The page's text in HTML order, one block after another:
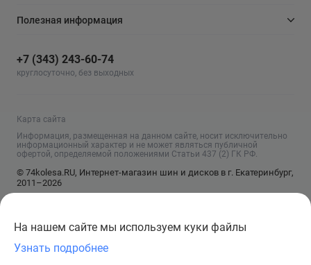
Сообщить о поступлении
Полезная информация
+7 (343) 243-60-74
круглосуточно, без выходных
Карта сайта
Информация, размещенная на данном сайте, носит исключительно
информационный характер и не может являться публичной
офертой, определяемой положениями Статьи 437 (2) ГК РФ.
© 74kolesa.RU, Интернет-магазин шин и дисков в г. Екатеринбург,
2011–2026
На нашем сайте мы используем куки файлы
Узнать подробнее